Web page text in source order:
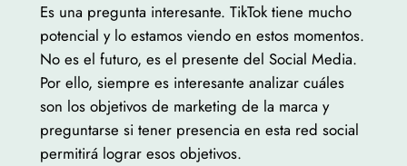
Es una pregunta interesante. TikTok tiene mucho
potencial y lo estamos viendo en estos momentos.
No es el futuro, es el presente del Social Media.
Por ello, siempre es interesante analizar cuáles
son los objetivos de marketing de la marca y
preguntarse si tener presencia en esta red social
permitirá lograr esos objetivos.